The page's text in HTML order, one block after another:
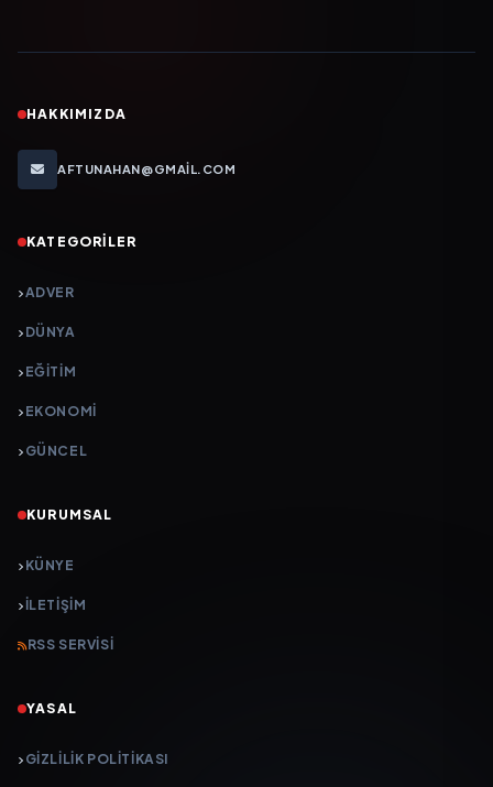
HAKKIMIZDA
AFTUNAHAN@GMAIL.COM
KATEGORILER
ADVER
DÜNYA
EĞİTİM
EKONOMİ
GÜNCEL
KURUMSAL
KÜNYE
İLETIŞIM
RSS SERVISI
YASAL
GIZLILIK POLITIKASI